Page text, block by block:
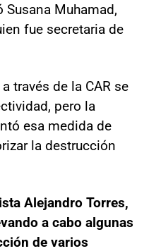
Susana Muhamad,
fue secretaria de
través de la CAR se
pero la
esa medida de
la destrucción
Alejandro Torres,
a cabo algunas
de varios